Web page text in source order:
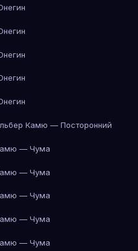
Камю — Посторонний
— Чума
— Чума
— Чума
— Чума
— Чума